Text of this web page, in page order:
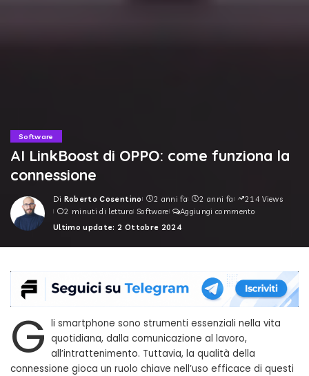
Software
AI LinkBoost di OPPO: come funziona la
connessione
Posted
by
Di Roberto Cosentino 2 anni fa 2 anni fa
214 Views
2 minuti di lettura Software
Aggiungi commento
Ultimo update: 2 Ottobre 2024
G li smartphone sono strumenti essenziali nella vita
quotidiana, dalla comunicazione al lavoro,
all’intrattenimento. Tuttavia, la qualità della
connessione gioca un ruolo chiave nell’uso efficace di questi